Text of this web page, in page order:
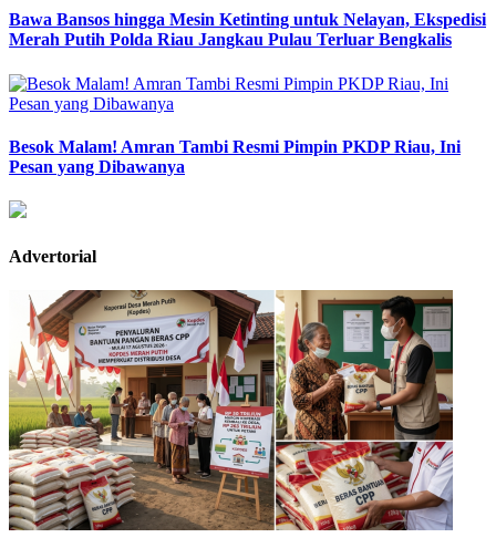
Bawa Bansos hingga Mesin Ketinting untuk Nelayan, Ekspedisi
Merah Putih Polda Riau Jangkau Pulau Terluar Bengkalis
Besok Malam! Amran Tambi Resmi Pimpin PKDP Riau, Ini
Pesan yang Dibawanya
Advertorial